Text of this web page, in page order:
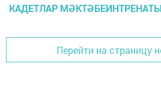
КАДЕТЛАР МӘКТӘБЕИНТРЕНАТЫ
Перейти на страницу